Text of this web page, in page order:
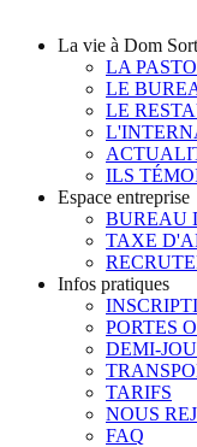
La vie à Dom
LA
LE
LE
ILS
Espace entreprise
BUREAU
TAXE
Infos pratiques
PORTES
DEMI-
TARIFS
NOUS
FAQ